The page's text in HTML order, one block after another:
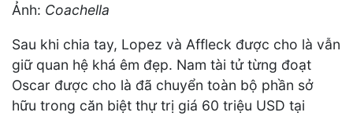
Ảnh: Coachella
Sau khi chia tay, Lopez và Affleck được cho là vẫn
giữ quan hệ khá êm đẹp. Nam tài tử từng đoạt
Oscar được cho là đã chuyển toàn bộ phần sở
hữu trong căn biệt thự trị giá 60 triệu USD tại